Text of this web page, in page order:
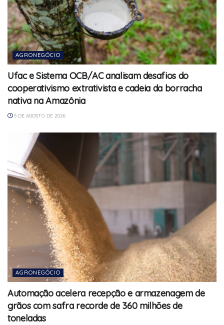
AGRONEGÓCIO
Ufac e Sistema OCB/AC analisam desafios do
cooperativismo extrativista e cadeia da borracha
nativa na Amazônia
5 DE AGOSTO DE 2026
AGRONEGÓCIO
Automação acelera recepção e armazenagem de
grãos com safra recorde de 360 milhões de
toneladas